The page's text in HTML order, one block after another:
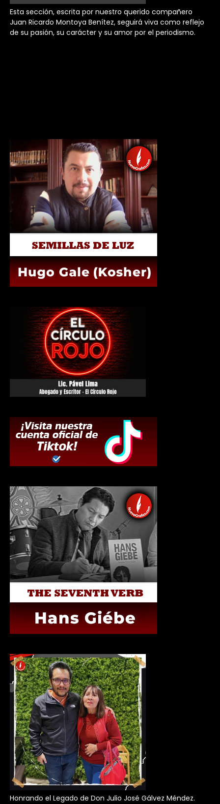
Esta sección, escrita por nuestro querido compañero
Juan Ricardo Montoya Benítez, seguirá viva como reflejo
de su pasión, su carácter y su amor por el periodismo.
Honrando el Legado de Don Julio José Gálvez Méndez.